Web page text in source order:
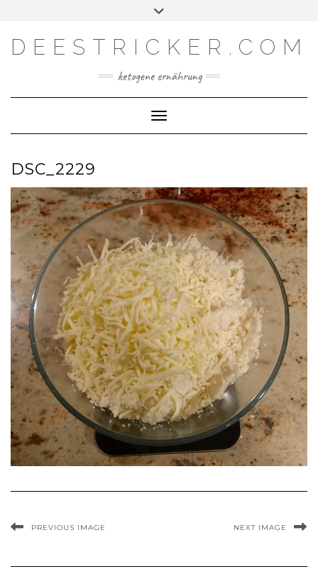
content
FacebookInstagram
DEESTRICKER.COM
ketogene ernährung
Toggle Navigation
DSC_2229
PREVIOUS IMAGE NEXT IMAGE